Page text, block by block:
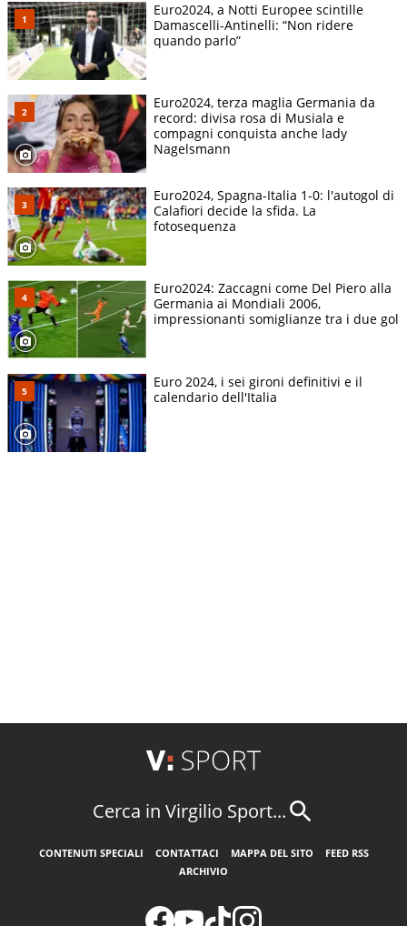
Euro2024, a Notti Europee scintille
Damascelli-Antinelli: “Non ridere
quando parlo”
Euro2024, terza maglia Germania da
record: divisa rosa di Musiala e
compagni conquista anche lady
Nagelsmann
Euro2024, Spagna-Italia 1-0: l'autogol di
Calafiori decide la sfida. La
fotosequenza
Euro2024: Zaccagni come Del Piero alla
Germania ai Mondiali 2006,
impressionanti somiglianze tra i due gol
Euro 2024, i sei gironi definitivi e il
calendario dell'Italia
Cerca in Virgilio Sport...
CONTENUTI SPECIALI CONTATTACI MAPPA DEL SITO
FEED RSS
ARCHIVIO